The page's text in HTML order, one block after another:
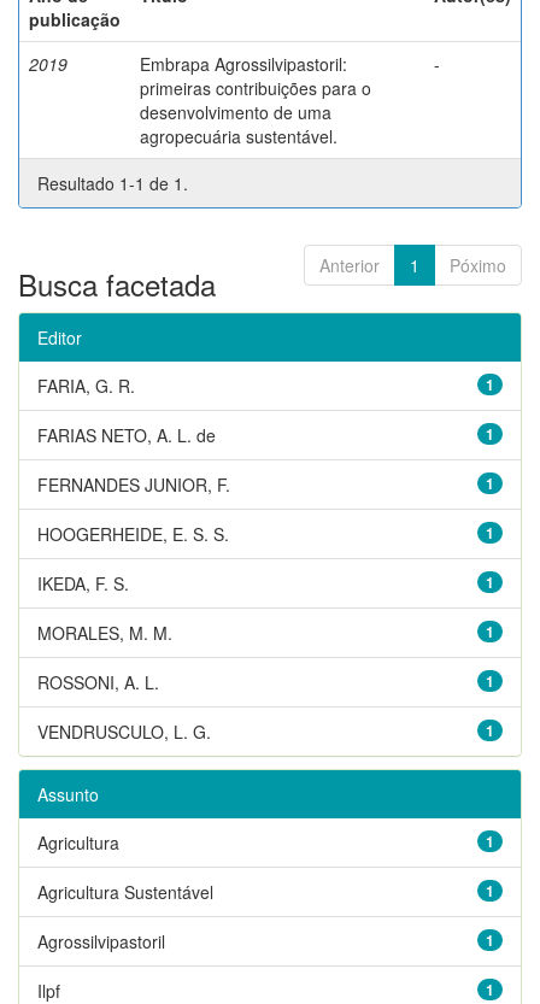
publicação
2019
Embrapa Agrossilvipastoril:
primeiras contribuições para o
desenvolvimento de uma
agropecuária sustentável.
-
Resultado 1-1 de 1.
Anterior 1 Póximo
Busca facetada
Editor
1
FARIA, G. R.
1
FARIAS NETO, A. L. de
1
FERNANDES JUNIOR, F.
1
HOOGERHEIDE, E. S. S.
1
IKEDA, F. S.
1
MORALES, M. M.
1
ROSSONI, A. L.
1
VENDRUSCULO, L. G.
Assunto
1
Agricultura
1
Agricultura Sustentável
1
Agrossilvipastoril
1
Ilpf